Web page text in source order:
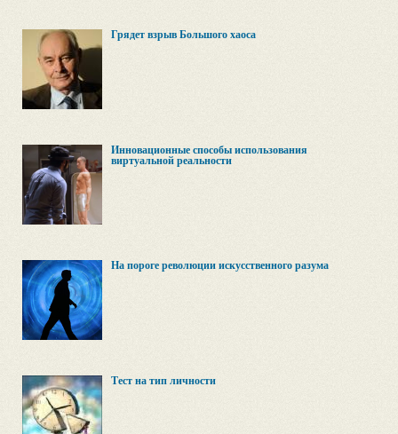
Грядет взрыв Большого хаоса
Инновационные способы использования
виртуальной реальности
На пороге революции искусственного разума
Тест на тип личности